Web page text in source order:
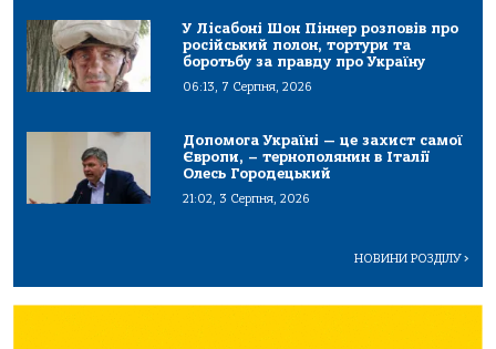
У Лісабоні Шон Піннер розповів про
російський полон, тортури та
боротьбу за правду про Україну
06:13, 7 Серпня, 2026
Допомога Україні — це захист самої
Європи, – тернополянин в Італії
Олесь Городецький
21:02, 3 Серпня, 2026
НОВИНИ РОЗДІЛУ>